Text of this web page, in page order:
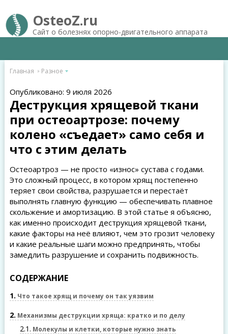
OsteoZ.ru
Сайт о болезнях опорно-двигательного аппарата
Главная Разное
Опубликовано: 9 июля 2026
Деструкция хрящевой ткани
при остеоартрозе: почему
колено «съедает» само себя и
что с этим делать
Остеоартроз — не просто «износ» сустава с годами.
Это сложный процесс, в котором хрящ постепенно
теряет свои свойства, разрушается и перестаёт
выполнять главную функцию — обеспечивать плавное
скольжение и амортизацию. В этой статье я объясню,
как именно происходит деструкция хрящевой ткани,
какие факторы на неё влияют, чем это грозит человеку
и какие реальные шаги можно предпринять, чтобы
замедлить разрушение и сохранить подвижность.
СОДЕРЖАНИЕ
1 Что такое хрящ и почему он так уязвим
2 Механизмы деструкции хряща: кратко и по делу
2.1 Молекулы и клетки, которые нужно знать